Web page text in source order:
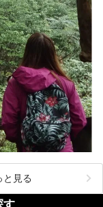
と見る
す